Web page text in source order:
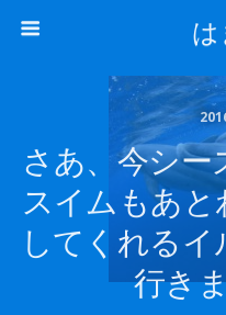
さあ、今シ
スイムもあ
してくれる
行き